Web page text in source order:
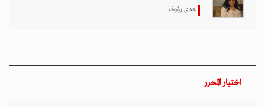
هدى رؤوف
اختيار المحرر